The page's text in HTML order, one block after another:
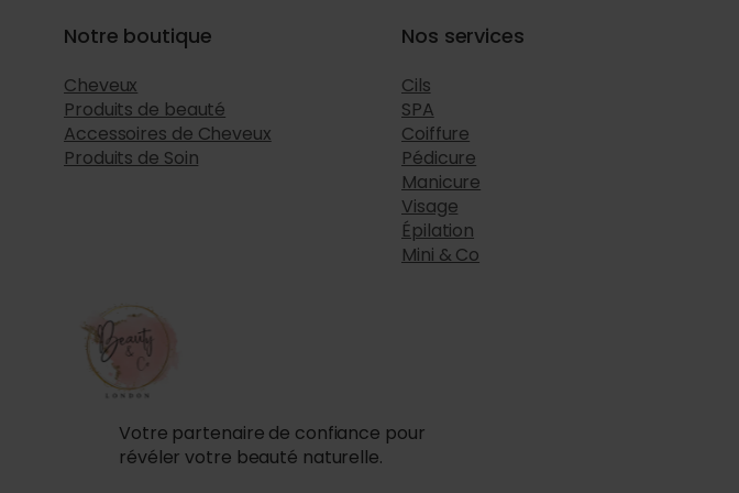
Notre boutique
Cheveux
Produits de beauté
Accessoires de Cheveux
Produits de Soin
Nos services
Cils
SPA
Coiffure
Pédicure
Manicure
Visage
Épilation
Mini & Co
Votre partenaire de confiance pour
révéler votre beauté naturelle.